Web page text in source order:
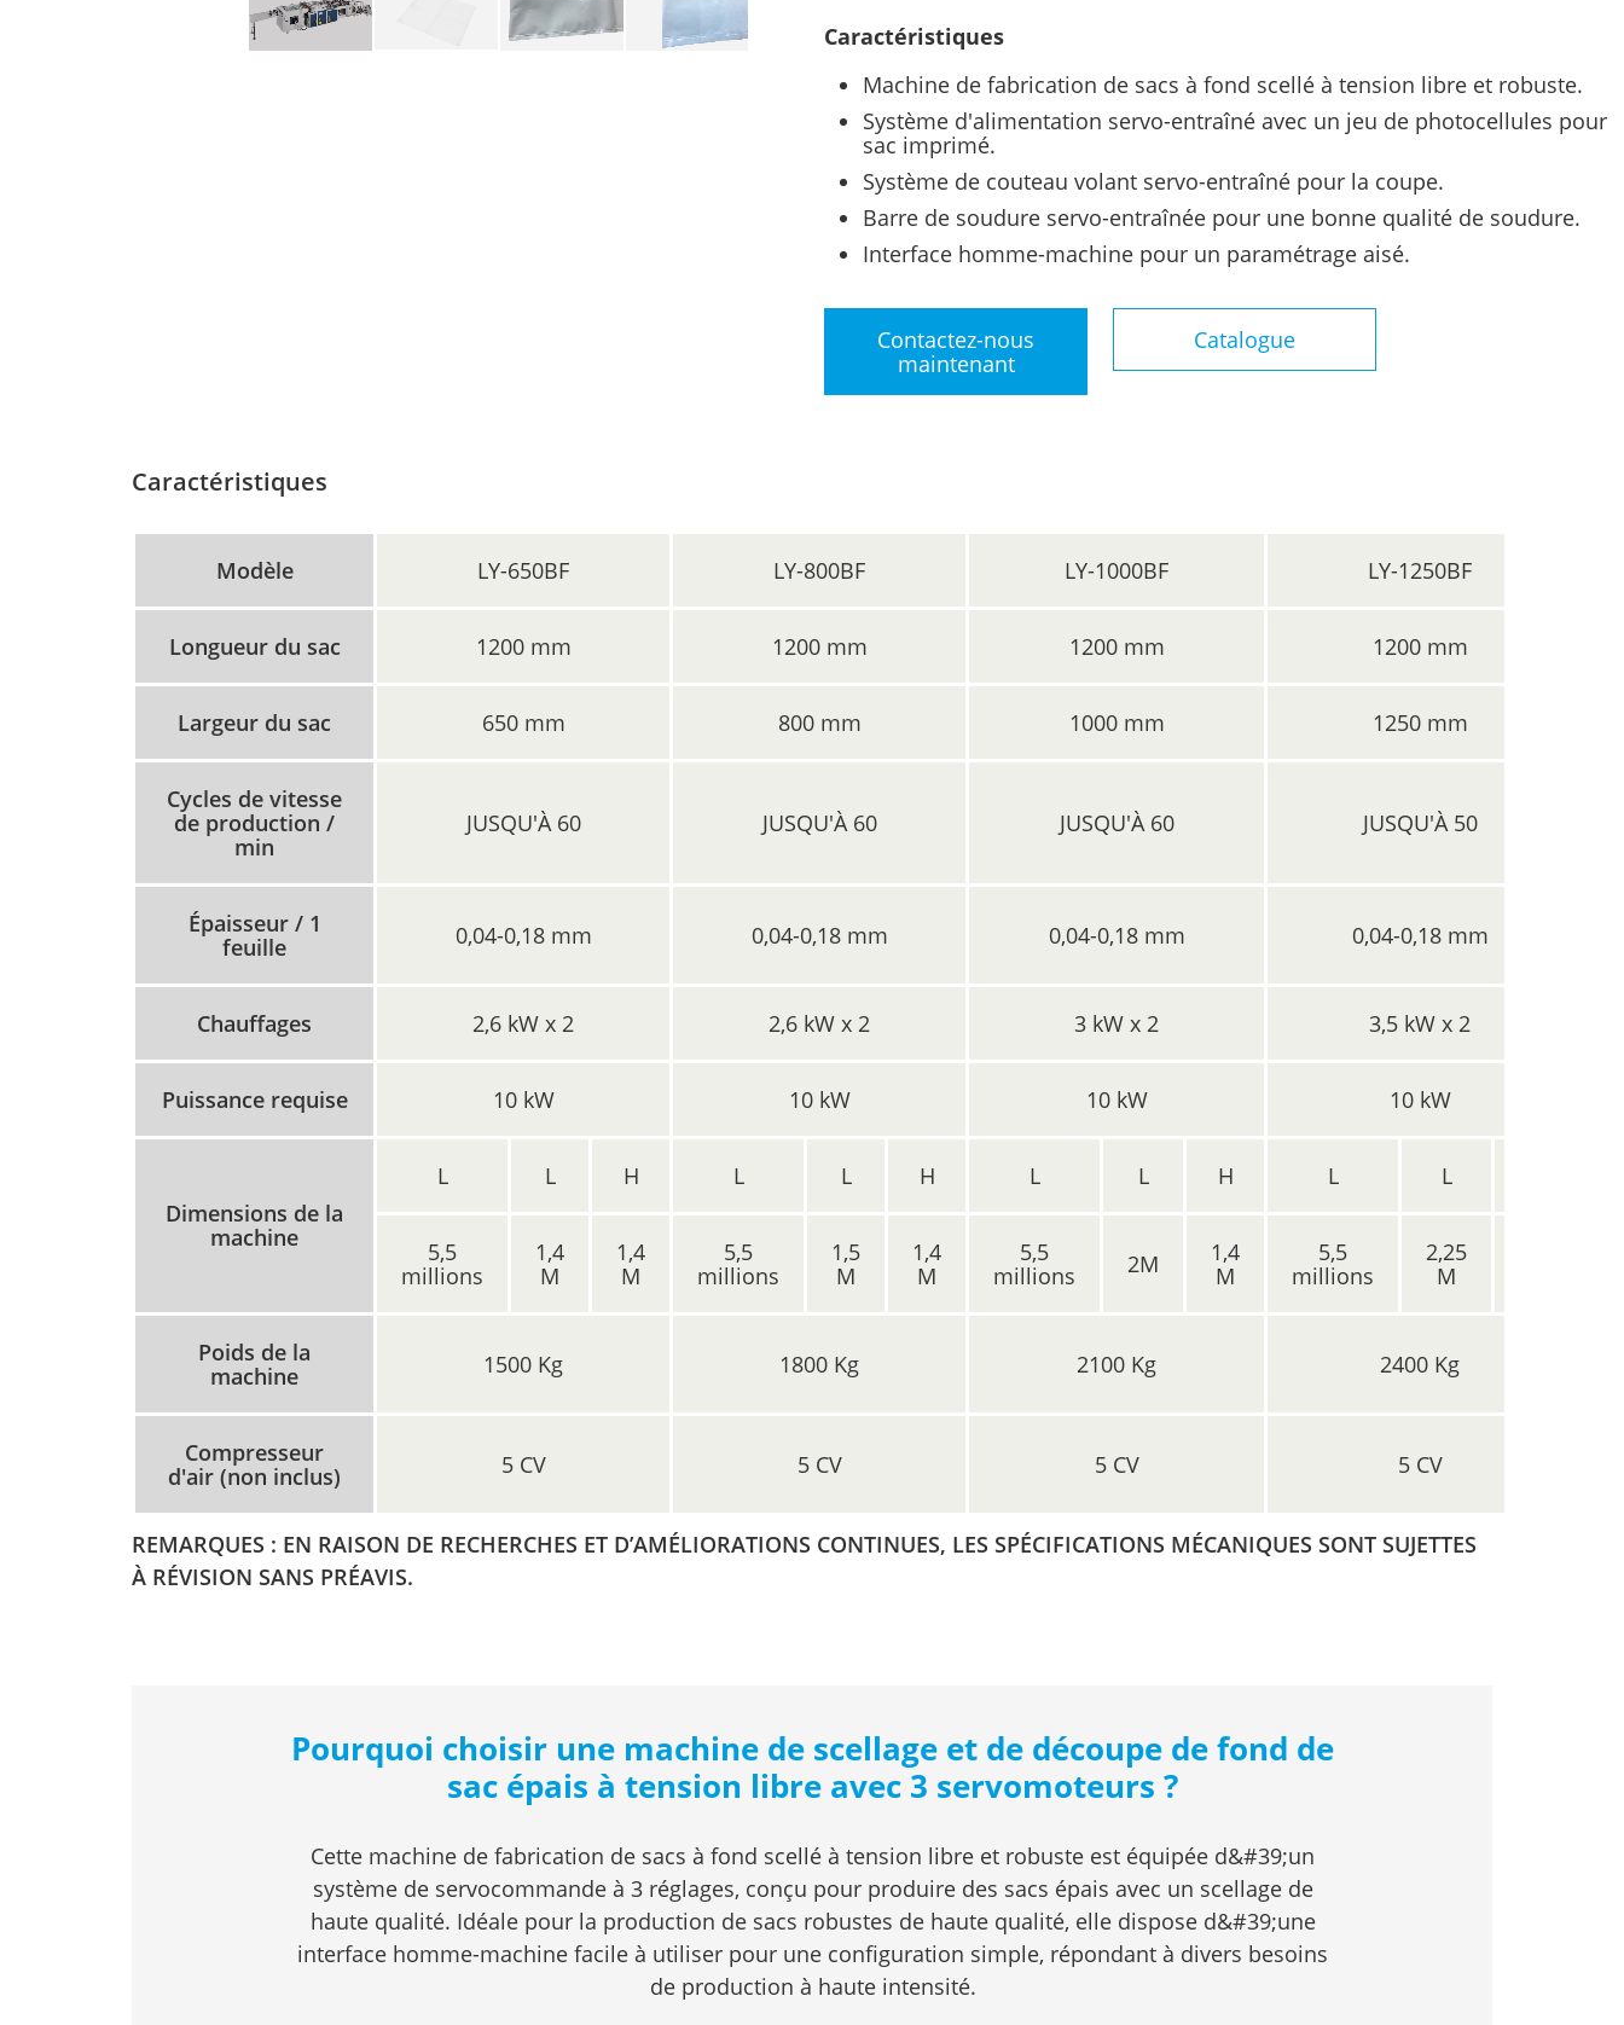
Caractéristiques
Machine de fabrication de sacs à fond scellé à tension libre et robuste.
Système d'alimentation servo-entraîné avec un jeu de photocellules pour
sac imprimé.
Système de couteau volant servo-entraîné pour la coupe.
Barre de soudure servo-entraînée pour une bonne qualité de soudure.
Interface homme-machine pour un paramétrage aisé.
Contactez-nous
maintenant
Catalogue
Caractéristiques
Modèle LY-650BF LY-800BF LY-1000BF LY-1250BF
Longueur du sac 1200 mm 1200 mm 1200 mm 1200 mm
Largeur du sac 650 mm 800 mm 1000 mm 1250 mm
Cycles de vitesse
de production /
min
JUSQU'À 60 JUSQU'À 60 JUSQU'À 60 JUSQU'À 50
Épaisseur / 1
feuille
0,04-0,18 mm 0,04-0,18 mm 0,04-0,18 mm 0,04-0,18 mm
Chauffages 2,6 kW x 2 2,6 kW x 2 3 kW x 2 3,5 kW x 2
Puissance requise 10 kW 10 kW 10 kW 10 kW
Dimensions de la
machine
L L H L L H L L H L L
5,5
millions
1,4
M
1,4
M
5,5
millions
1,5
M
1,4
M
5,5
millions
2M
1,4
M
5,5
millions
2,25
M
Poids de la
machine
1500 Kg 1800 Kg 2100 Kg 2400 Kg
Compresseur
d'air (non inclus)
5 CV 5 CV 5 CV 5 CV
REMARQUES : EN RAISON DE RECHERCHES ET D’AMÉLIORATIONS CONTINUES, LES SPÉCIFICATIONS MÉCANIQUES SONT SUJETTES
À RÉVISION SANS PRÉAVIS.
Pourquoi choisir une machine de scellage et de découpe de fond de
sac épais à tension libre avec 3 servomoteurs ?
Cette machine de fabrication de sacs à fond scellé à tension libre et robuste est équipée d&#39;un
système de servocommande à 3 réglages, conçu pour produire des sacs épais avec un scellage de
haute qualité. Idéale pour la production de sacs robustes de haute qualité, elle dispose d&#39;une
interface homme-machine facile à utiliser pour une configuration simple, répondant à divers besoins
de production à haute intensité.